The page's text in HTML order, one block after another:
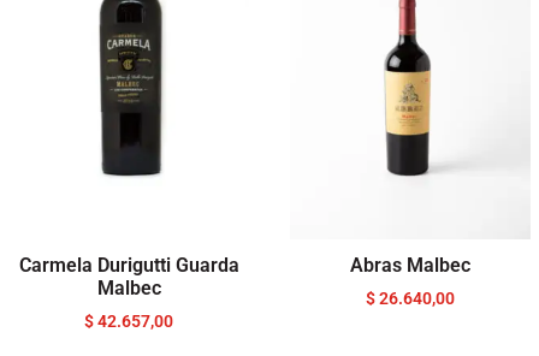
Carmela Durigutti Guarda
Malbec
$42.657,00
Abras Malbec
$26.640,00